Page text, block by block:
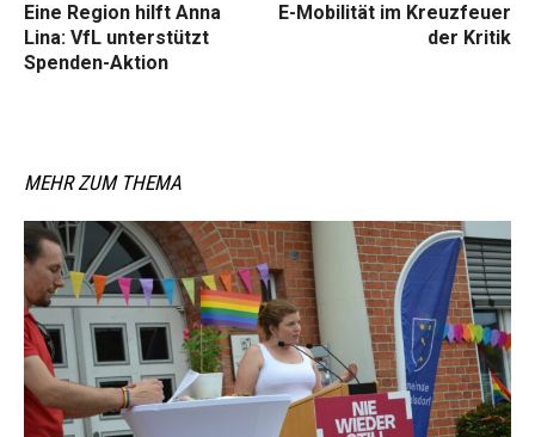
Eine Region hilft Anna
Lina: VfL unterstützt
Spenden-Aktion
E-Mobilität im Kreuzfeuer
der Kritik
MEHR ZUM THEMA